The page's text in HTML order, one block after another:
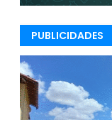
PUBLICIDADES